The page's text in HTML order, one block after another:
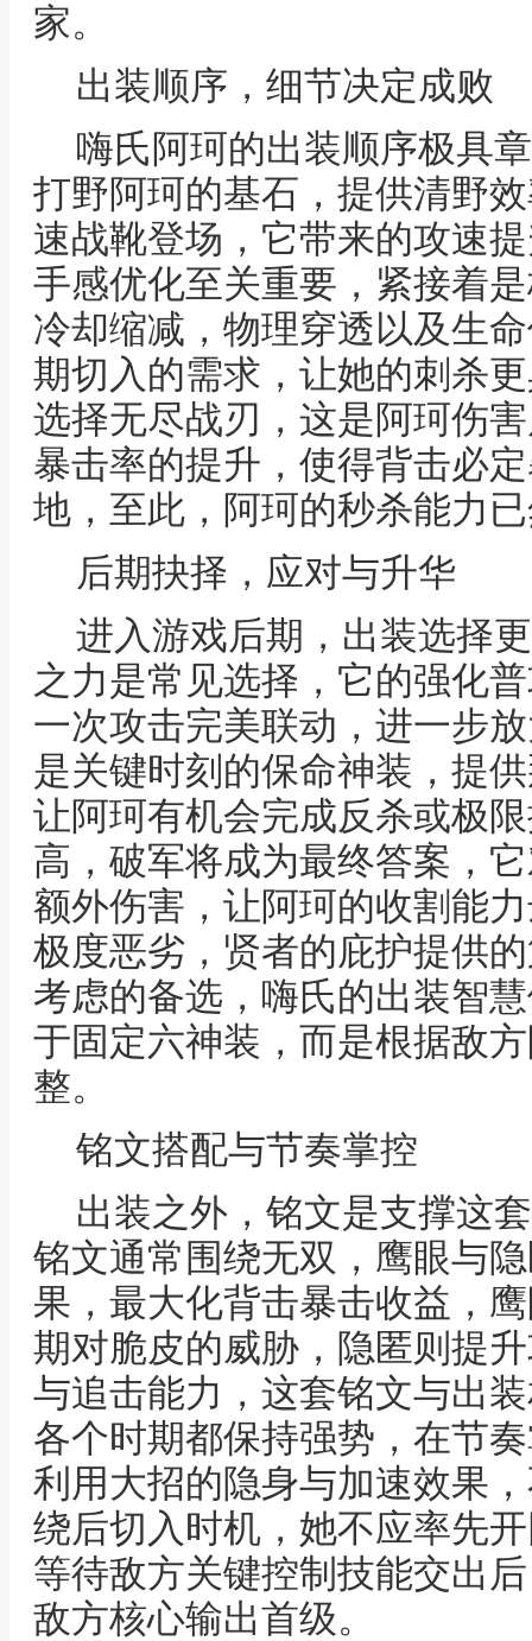
家。
出装顺序，细节决定成败
嗨氏阿珂的出装顺序极具
打野阿珂的基石，提供清野
速战靴登场，它带来的攻速
手感优化至关重要，紧接着
冷却缩减，物理穿透以及生
期切入的需求，让她的刺杀
选择无尽战刃，这是阿珂伤
暴击率的提升，使得背击必
地，至此，阿珂的秒杀能力
后期抉择，应对与升华
进入游戏后期，出装选择
之力是常见选择，它的强化
一次攻击完美联动，进一步
是关键时刻的保命神装，提
让阿珂有机会完成反杀或极
高，破军将成为最终答案，
额外伤害，让阿珂的收割能
极度恶劣，贤者的庇护提供
考虑的备选，嗨氏的出装智
于固定六神装，而是根据敌
整。
铭文搭配与节奏掌控
出装之外，铭文是支撑这
铭文通常围绕无双，鹰眼与
果，最大化背击暴击收益，
期对脆皮的威胁，隐匿则提
与追击能力，这套铭文与出
各个时期都保持强势，在节
利用大招的隐身与加速效果
绕后切入时机，她不应率先
等待敌方关键控制技能交出
敌方核心输出首级。